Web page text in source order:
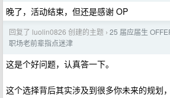
晚了，活动结束，但还是感谢 OP
回复了 luolin0826 创建的主题 › 25 届应届生
职场老前辈指点迷津
这是个好问题，认真答一下。
这个选择背后其实涉及到很多你未来的规划